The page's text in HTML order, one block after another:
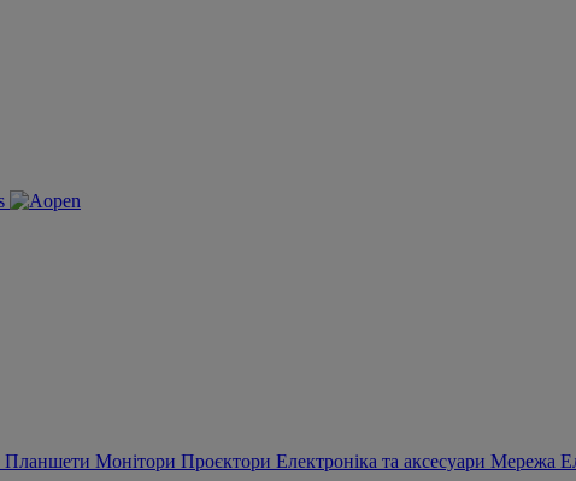
Планшети Монітори Проєктори Електроніка та аксесуари Мережа